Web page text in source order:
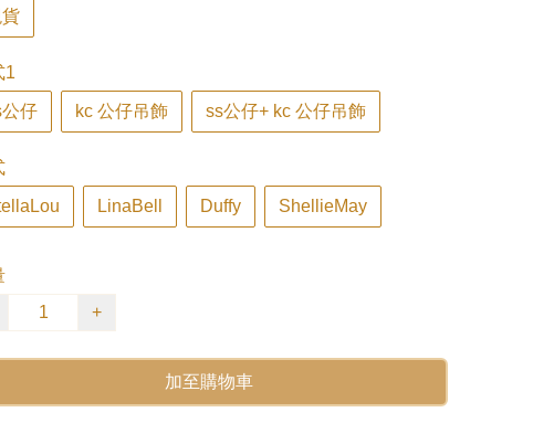
1
仔 kc 公仔吊飾 ss公仔+ kc 公仔吊飾
LinaBell Duffy ShellieMay
+
加至購物車